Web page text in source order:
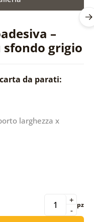
–
sfondo grigio
da parati:
larghezza x
-
+ pz